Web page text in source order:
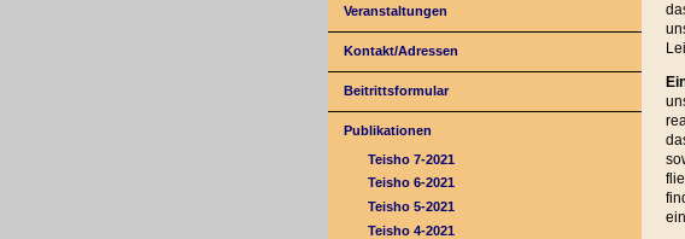
Veranstaltungen
Kontakt/Adressen
Beitrittsformular
Publikationen
Teisho 7-2021
Teisho 6-2021
Teisho 5-2021
Teisho 4-2021